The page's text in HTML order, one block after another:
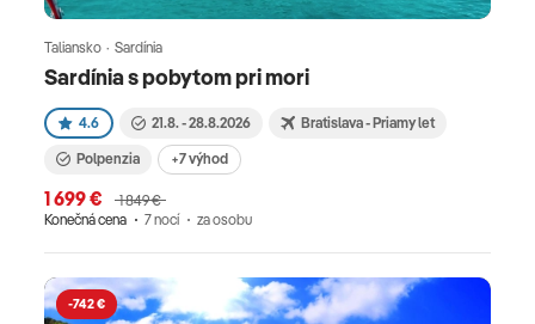
Sardínia s pobytom pri mori
Taliansko · Sardínia
4.6 21.8. - 28.8.2026 Bratislava - Priamy let
Polpenzia +7 výhod
1 699 €
1 849 €
Konečná cena
7 nocí za osobu
-742 €